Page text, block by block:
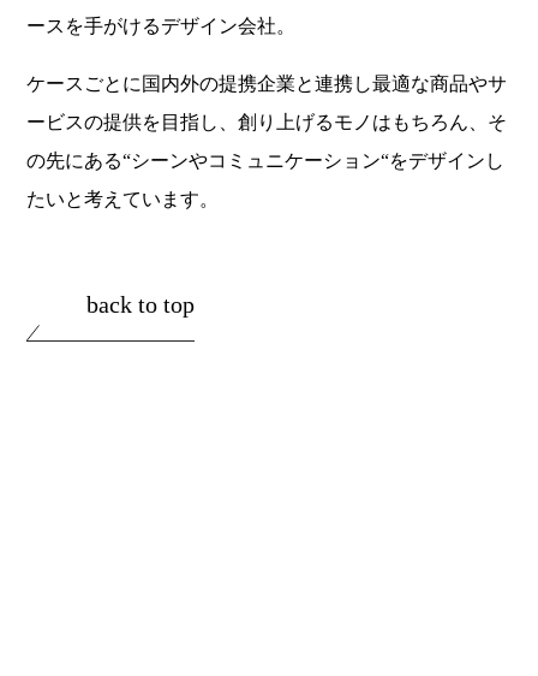
ースを手がけるデザイン会社。
ケースごとに国内外の提携企業と連携し最適な商品やサ
ービスの提供を目指し、創り上げるモノはもちろん、そ
の先にある“シーンやコミュニケーション“をデザインし
たいと考えています。
back to top